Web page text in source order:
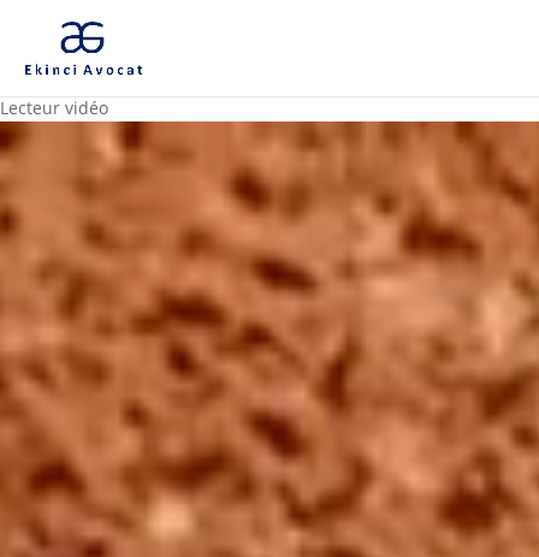
Lecteur vidéo